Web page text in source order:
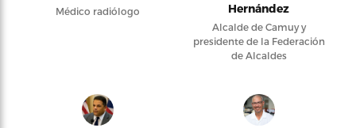
Médico radiólogo
Hernández
Alcalde de Camuy y
presidente de la Federación
de Alcaldes